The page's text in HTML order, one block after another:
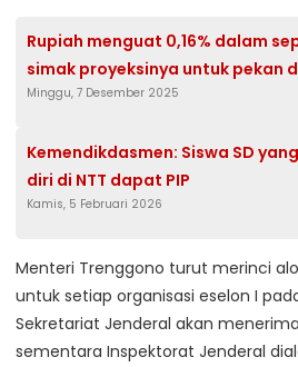
Rupiah menguat 0,16% dalam
simak proyeksinya untuk pekan
Minggu, 7 Desember 2025
Kemendikdasmen: Siswa SD
diri di NTT dapat PIP
Kamis, 5 Februari 2026
Menteri Trenggono turut merinci
untuk setiap organisasi eselon I
Sekretariat Jenderal akan
sementara Inspektorat Jenderal